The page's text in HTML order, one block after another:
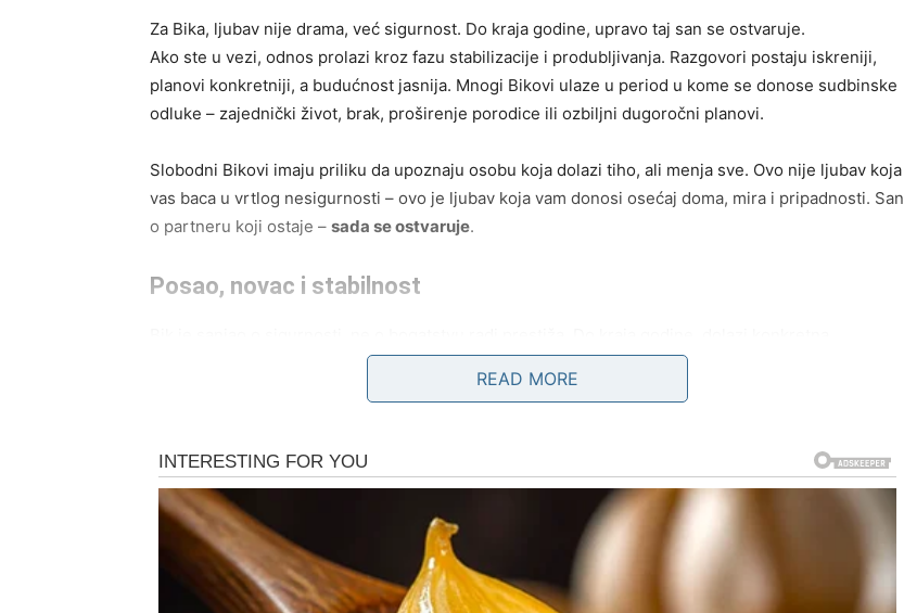
Za Bika, ljubav nije drama, već sigurnost. Do kraja godine, upravo taj san se ostvaruje.
Ako ste u vezi, odnos prolazi kroz fazu stabilizacije i produbljivanja. Razgovori postaju iskreniji,
planovi konkretniji, a budućnost jasnija. Mnogi Bikovi ulaze u period u kome se donose sudbinske
odluke – zajednički život, brak, proširenje porodice ili ozbiljni dugoročni planovi.
Slobodni Bikovi imaju priliku da upoznaju osobu koja dolazi tiho, ali menja sve. Ovo nije ljubav koja
vas baca u vrtlog nesigurnosti – ovo je ljubav koja vam donosi osećaj doma, mira i pripadnosti. San
o partneru koji ostaje – sada se ostvaruje.
Posao, novac i stabilnost
nagrada za dugotrajan rad
rešavanje problema koji su vas dugo mučili
osećaj da tlo pod nogama više nije klizavo
READ MORE